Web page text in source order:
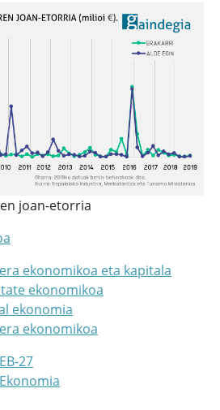
joan-etorria
ekonomikoa eta kapitala
ekonomikoa
ekonomia
ekonomikoa
EB-27
Ekonomia